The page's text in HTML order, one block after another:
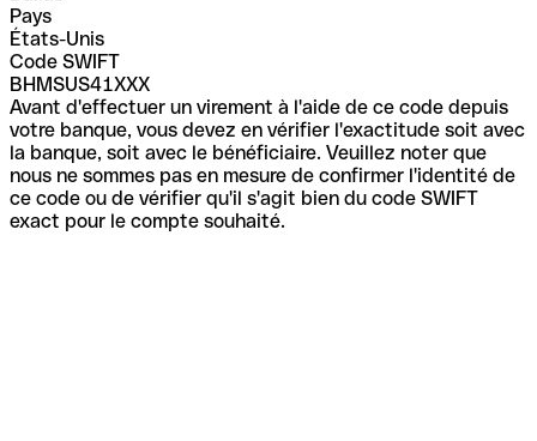
Pays
États-Unis
Code SWIFT
BHMSUS41XXX
Avant d'effectuer un virement à l'aide de ce code depuis
votre banque, vous devez en vérifier l'exactitude soit avec
la banque, soit avec le bénéficiaire. Veuillez noter que
nous ne sommes pas en mesure de confirmer l'identité de
ce code ou de vérifier qu'il s'agit bien du code SWIFT
exact pour le compte souhaité.